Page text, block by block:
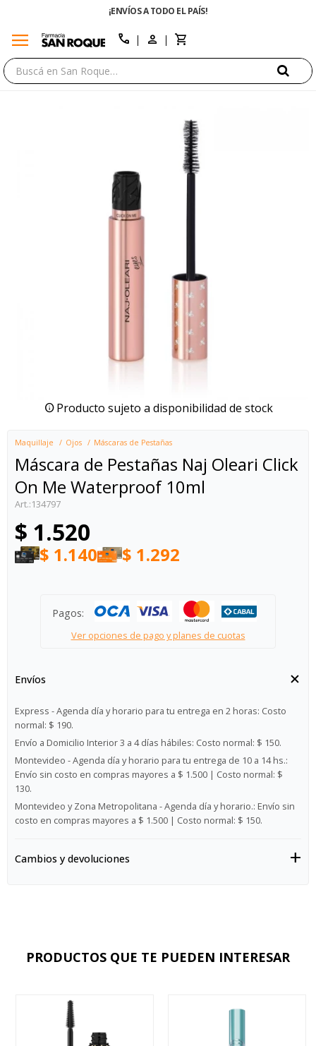
¡ENVÍOS A TODO EL PAÍS!
menu call
Producto sujeto a disponibilidad de stock
Maquillaje Ojos Máscaras de Pestañas
Máscara de Pestañas Naj Oleari Click
On Me Waterproof 10ml
134797
$ 1.520
$ 1.140 $ 1.292
Pagos:
Ver opciones de pago y planes de cuotas
Envíos
Express - Agenda día y horario para tu entrega en 2 horas: Costo
normal: $ 190.
Envío a Domicilio Interior 3 a 4 días hábiles: Costo normal: $ 150.
Montevideo - Agenda día y horario para tu entrega de 10 a 14 hs.:
Envío sin costo en compras mayores a $ 1.500 | Costo normal: $
130.
Montevideo y Zona Metropolitana - Agenda día y horario.: Envío sin
costo en compras mayores a $ 1.500 | Costo normal: $ 150.
Cambios y devoluciones
PRODUCTOS QUE TE PUEDEN INTERESAR
close